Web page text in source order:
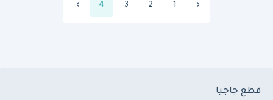
‹
1
2
3
4
›
قطع جاجيا